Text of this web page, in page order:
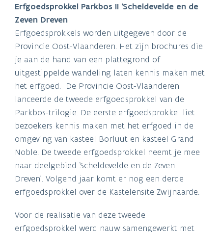
Erfgoedsprokkel Parkbos II ‘Scheldevelde en de
Zeven Dreven
Erfgoedsprokkels worden uitgegeven door de
Provincie Oost-Vlaanderen. Het zijn brochures die
je aan de hand van een plattegrond of
uitgestippelde wandeling laten kennis maken met
het erfgoed. De Provincie Oost-Vlaanderen
lanceerde de tweede erfgoedsprokkel van de
Parkbos-trilogie. De eerste erfgoedsprokkel liet
bezoekers kennis maken met het erfgoed in de
omgeving van kasteel Borluut en kasteel Grand
Noble. De tweede erfgoedsprokkel neemt je mee
naar deelgebied ‘Scheldevelde en de Zeven
Dreven’. Volgend jaar komt er nog een derde
erfgoedsprokkel over de Kastelensite Zwijnaarde.
Voor de realisatie van deze tweede
erfgoedsprokkel werd nauw samengewerkt met